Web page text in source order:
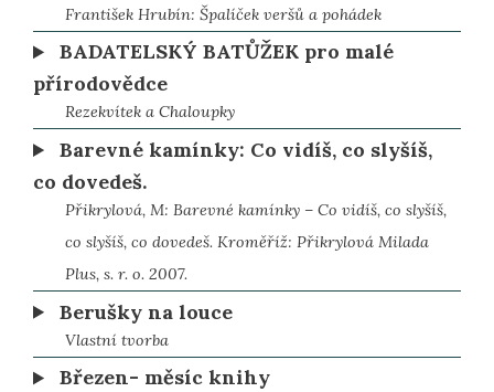
František Hrubín: Špalíček veršů a pohádek
BADATELSKÝ BATŮŽEK pro malé
přírodovědce
Rezekvítek a Chaloupky
Barevné kamínky: Co vidíš, co slyšíš,
co dovedeš.
Přikrylová, M: Barevné kamínky – Co vidíš, co slyšíš,
co slyšíš, co dovedeš. Kroměříž: Přikrylová Milada
Plus, s. r. o. 2007.
Berušky na louce
Vlastní tvorba
Březen- měsíc knihy